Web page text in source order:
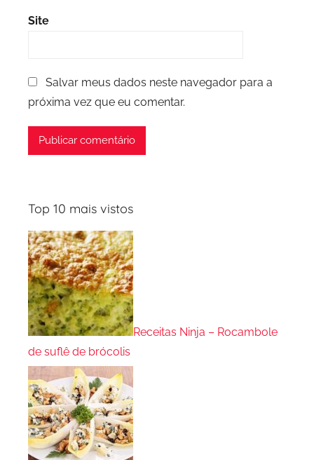
Site
Salvar meus dados neste navegador para a
próxima vez que eu comentar.
Top 10 mais vistos
Receitas Ninja – Rocambole
de suflê de brócolis